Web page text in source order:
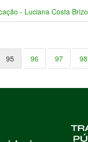
- Luciana Costa
95 96 97 98